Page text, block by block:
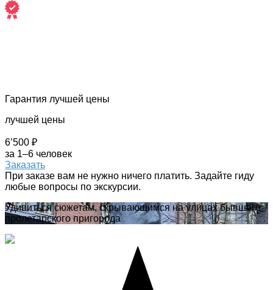
Гарантия лучшей цены
лучшей цены
6’500 ₽
за 1–6 человек
Заказать
При заказе вам не нужно ничего платить. Задайте гиду
любые вопросы по экскурсии.
Удивиться сюжетам, скрывающимся на улицах бывшего
пролетарского пригорода